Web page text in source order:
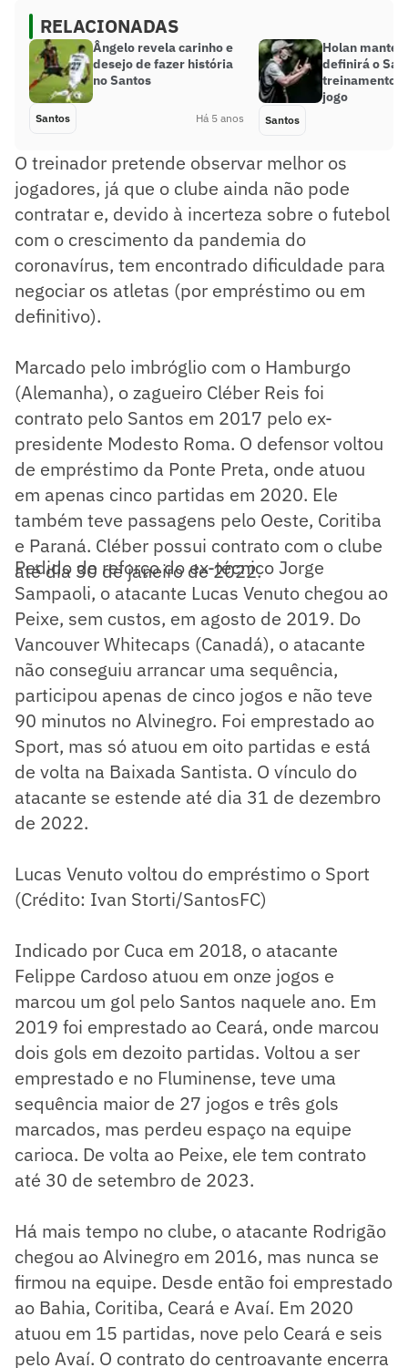
RELACIONADAS
Ângelo revela carinho e
desejo de fazer história
no Santos
Santos Há 5 anos
Holan
definirá o
treinamento
jogo
Santos
O treinador pretende observar melhor os
jogadores, já que o clube ainda não pode
contratar e, devido à incerteza sobre o futebol
com o crescimento da pandemia do
coronavírus, tem encontrado dificuldade para
negociar os atletas (por empréstimo ou em
definitivo).
Marcado pelo imbróglio com o Hamburgo
(Alemanha), o zagueiro Cléber Reis foi
contrato pelo Santos em 2017 pelo ex-
presidente Modesto Roma. O defensor voltou
de empréstimo da Ponte Preta, onde atuou
em apenas cinco partidas em 2020. Ele
também teve passagens pelo Oeste, Coritiba
e Paraná. Cléber possui contrato com o clube
até dia 30 de janeiro de 2022.
Pedido de reforço do ex-técnico Jorge
Sampaoli, o atacante Lucas Venuto chegou ao
Peixe, sem custos, em agosto de 2019. Do
Vancouver Whitecaps (Canadá), o atacante
não conseguiu arrancar uma sequência,
participou apenas de cinco jogos e não teve
90 minutos no Alvinegro. Foi emprestado ao
Sport, mas só atuou em oito partidas e está
de volta na Baixada Santista. O vínculo do
atacante se estende até dia 31 de dezembro
de 2022.
Lucas Venuto voltou do empréstimo o Sport
(Crédito: Ivan Storti/SantosFC)
Indicado por Cuca em 2018, o atacante
Felippe Cardoso atuou em onze jogos e
marcou um gol pelo Santos naquele ano. Em
2019 foi emprestado ao Ceará, onde marcou
dois gols em dezoito partidas. Voltou a ser
emprestado e no Fluminense, teve uma
sequência maior de 27 jogos e três gols
marcados, mas perdeu espaço na equipe
carioca. De volta ao Peixe, ele tem contrato
até 30 de setembro de 2023.
Há mais tempo no clube, o atacante Rodrigão
chegou ao Alvinegro em 2016, mas nunca se
firmou na equipe. Desde então foi emprestado
ao Bahia, Coritiba, Ceará e Avaí. Em 2020
atuou em 15 partidas, nove pelo Ceará e seis
pelo Avaí. O contrato do centroavante encerra